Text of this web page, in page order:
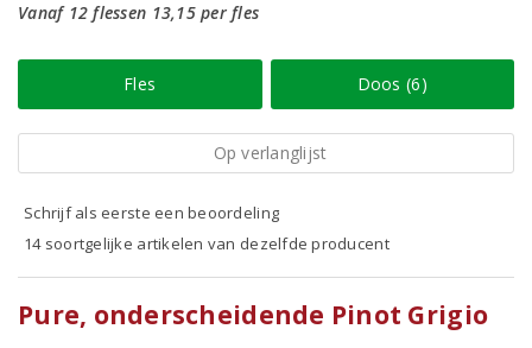
Vanaf 12 flessen 13,15 per fles
Fles Doos (6)
Op verlanglijst
Schrijf als eerste een beoordeling
14 soortgelijke artikelen van dezelfde producent
Pure, onderscheidende Pinot Grigio